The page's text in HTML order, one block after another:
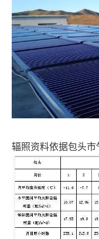
辐照资料依据包头市